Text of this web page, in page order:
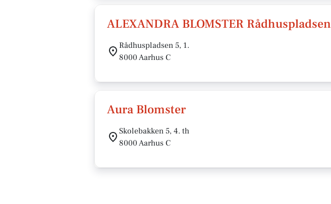
ALEXANDRA BLOMSTER Rådhuspladsen
Rådhuspladsen 5, 1.
8000 Aarhus C
Aura Blomster
Skolebakken 5, 4. th
8000 Aarhus C